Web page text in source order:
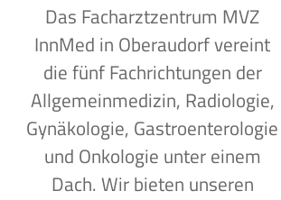
Das Facharztzentrum MVZ
InnMed in Oberaudorf vereint
die fünf Fachrichtungen der
Allgemeinmedizin, Radiologie,
Gynäkologie, Gastroenterologie
und Onkologie unter einem
Dach. Wir bieten unseren